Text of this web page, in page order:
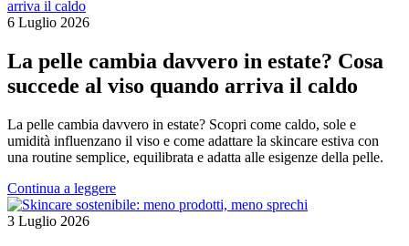
6 Luglio 2026
La pelle cambia davvero in estate? Cosa
succede al viso quando arriva il caldo
La pelle cambia davvero in estate? Scopri come caldo, sole e
umidità influenzano il viso e come adattare la skincare estiva con
una routine semplice, equilibrata e adatta alle esigenze della pelle.
Continua a leggere
3 Luglio 2026